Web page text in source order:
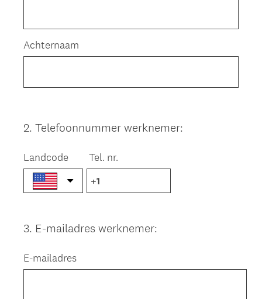
Achternaam
Question
2. Telefoonnummer werknemer:
Landcode Tel. nr.
Question
3. E-mailadres werknemer:
E-mailadres